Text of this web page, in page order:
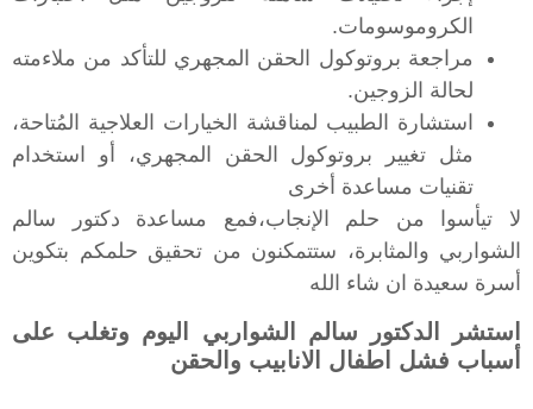
الكروموسومات.
مراجعة بروتوكول الحقن المجهري للتأكد من ملاءمته
لحالة الزوجين.
استشارة الطبيب لمناقشة الخيارات العلاجية المُتاحة،
مثل تغيير بروتوكول الحقن المجهري، أو استخدام
تقنيات مساعدة أخرى
لا تيأسوا من حلم الإنجاب،فمع مساعدة دكتور سالم
الشواربي والمثابرة، ستتمكنون من تحقيق حلمكم بتكوين
أسرة سعيدة ان شاء الله
استشر الدكتور سالم الشواربي اليوم وتغلب على
أسباب فشل اطفال الانابيب والحقن